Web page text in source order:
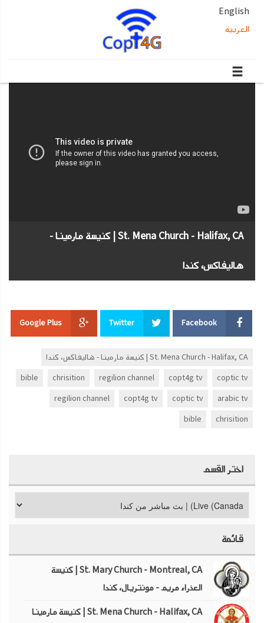
English
العربية
St. Mena Church - Halifax, CA | كنيسة مارمينا -
هاليفاكس، كندا
Facebook
Twitter
Google Plus
St. Mena Church - Halifax, CA | كنيسة مارمينا - هاليفاكس، كندا
coptic tv
copt4g tv
regilion channel
chrisition
bible
arabic tv
coptic tv
copt4g tv
regilion channel
chrisition
bible
اختر القسم
قائمة
St. Mary Church - Montreal, CA | كنيسة
العذراء مريم - مونتريال، كندا
St. Mena Church - Halifax, CA | كنيسة مارمينا